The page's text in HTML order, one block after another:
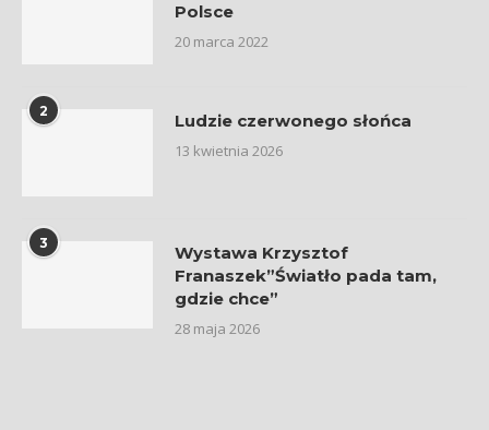
Polsce
20 marca 2022
2 Ludzie czerwonego słońca
13 kwietnia 2026
3
Wystawa Krzysztof
Franaszek”Światło pada tam,
gdzie chce”
28 maja 2026